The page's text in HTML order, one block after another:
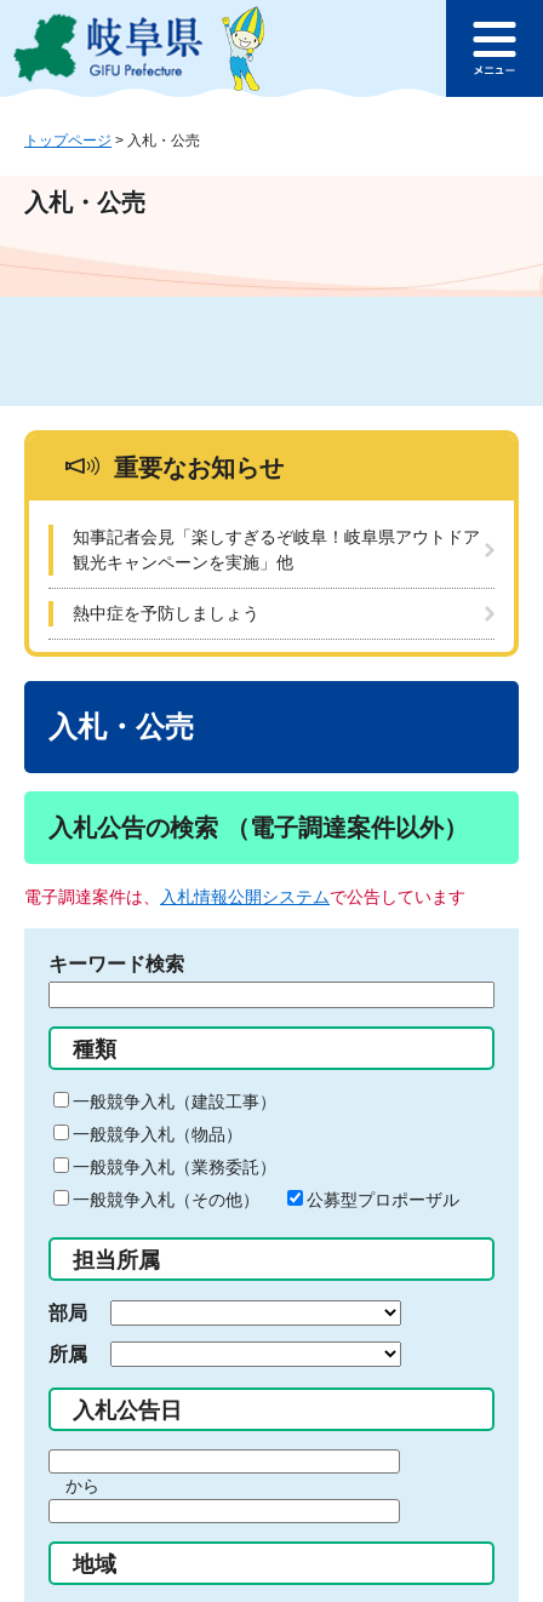
ジ
ュ
文
このページの本文へ
ュ
トップページ > 入札・公売
入札・公売
重要なお知らせ
知事記者会見「楽しすぎるぞ岐阜！岐阜県アウトドア
観光キャンペーンを実施」他
熱中症を予防しましょう
入札・公売
入札公告の検索 （電子調達案件以外）
電子調達案件は、 入札情報公開システムで公告しています
キーワード検索
る
キ
ー
ワ
ー
ド
入
力
種類
一般競争入札（建設工事）
一般競争入札（物品）
一般競争入札（業務委託）
一般競争入札（その他）
公募型プロポーザル
担当所属
部局
所属
入札公告日
間
始
り
から
間
終
地域